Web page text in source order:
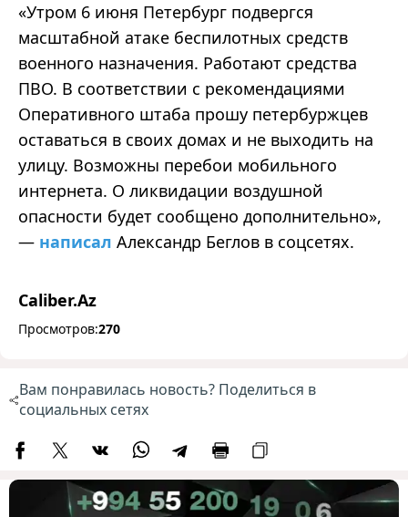
«Утром 6 июня Петербург подвергся
масштабной атаке беспилотных средств
военного назначения. Работают средства
ПВО. В соответствии с рекомендациями
Оперативного штаба прошу петербуржцев
оставаться в своих домах и не выходить на
улицу. Возможны перебои мобильного
интернета. О ликвидации воздушной
опасности будет сообщено дополнительно»,
— написал Александр Беглов в соцсетях.
Caliber.Az
Просмотров:270
Вам понравилась новость? Поделиться в
социальных сетях